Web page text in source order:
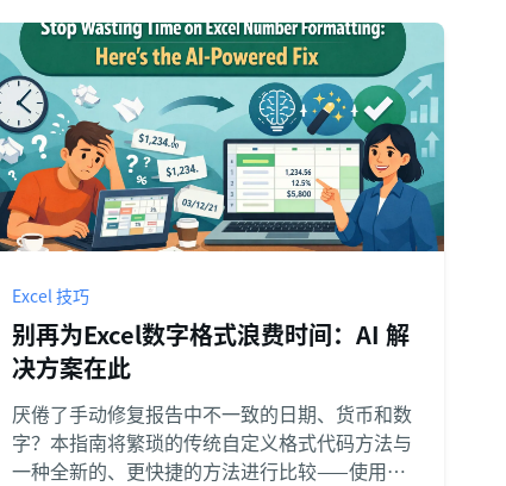
Excel 技巧
别再为Excel数字格式浪费时间：AI 解
决方案在此
厌倦了手动修复报告中不一致的日期、货币和数
字？本指南将繁琐的传统自定义格式代码方法与
一种全新的、更快捷的方法进行比较——使用像